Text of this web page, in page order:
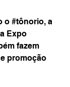
o #tônorio, a
Expo
fazem
promoção